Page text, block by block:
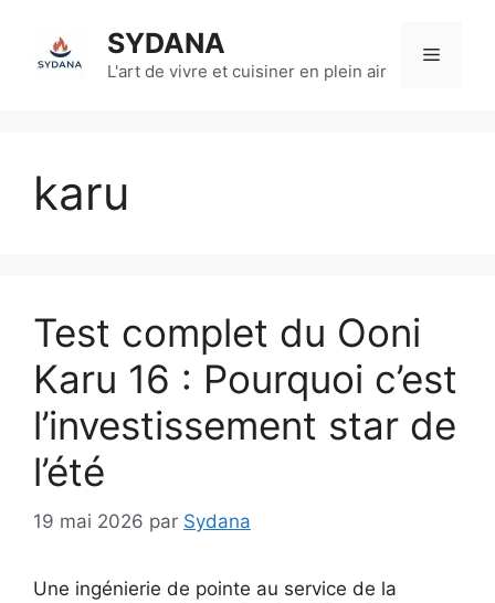
contenu
SYDANA
L'art de vivre et cuisiner en plein air
Menu
karu
Test complet du Ooni
Karu 16 : Pourquoi c’est
l’investissement star de
l’été
19 mai 2026 par Sydana
Une ingénierie de pointe au service de la